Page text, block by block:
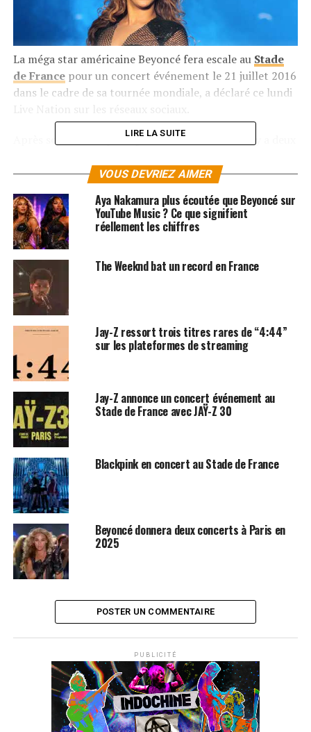
La méga star américaine Beyoncé fera escale au Stade
de Francepour un concert événement le 21 juillet 2016
dans le cadre de sa tournée mondiale, a déclaré ce lundi
Après son dernier passage au Stade de France il y a deux
reviendra cette fois-ci en solo le 21 juillet prochain. La
sur les sites de laFnacet deFrance Billets!
Les albums de
etAmazon
SUJETS ASSOCIÉS:
LIRE LA SUITE
VOUS DEVRIEZ AIMER
Aya Nakamura plus écoutée que Beyoncé sur
YouTube Music ? Ce que signifient
réellement les chiffres
The Weeknd bat un record en France
Jay-Z ressort trois titres rares de “4:44”
sur les plateformes de streaming
Jay-Z annonce un concert événement au
Stade de France avec JAŸ-Z 30
Blackpink en concert au Stade de France
Beyoncé donnera deux concerts à Paris en
2025
POSTER UN COMMENTAIRE
PUBLICITÉ